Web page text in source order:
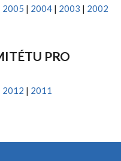
2005 | 2004 | 2003 | 2002
PRO
2012 | 2011